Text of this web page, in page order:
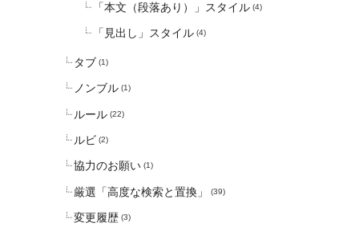
「本文（段落あり）」スタイル (4)
「見出し」スタイル (4)
タブ (1)
ノンブル (1)
ルール (22)
ルビ (2)
協力のお願い (1)
厳選「高度な検索と置換」 (39)
変更履歴 (3)